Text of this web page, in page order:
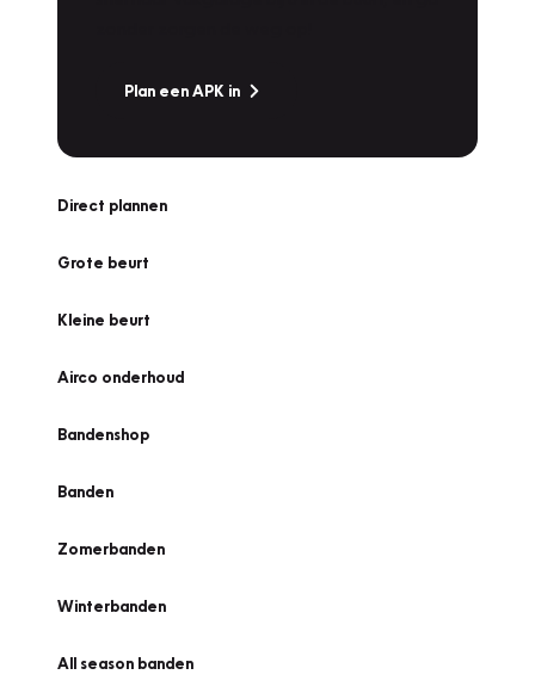
Plan een APK in
Direct plannen
Grote beurt
Kleine beurt
Airco onderhoud
Bandenshop
Banden
Zomerbanden
Winterbanden
All season banden